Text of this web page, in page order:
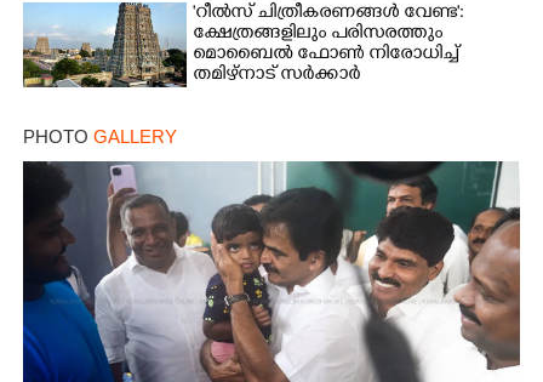
'റീൽസ് ചിത്രീകരണങ്ങൾ വേണ്ട':
ക്ഷേത്രങ്ങളിലും പരിസരത്തും
മൊബൈൽ ഫോൺ നിരോധിച്ച്
തമിഴ്നാട് സർക്കാർ
PHOTO GALLERY